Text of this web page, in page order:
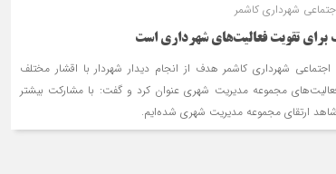
شهرداری کاشمر
برای تقویت فعالیت‌های شهرداری است
شهرداری کاشمر هدف از انجام دیدار شهردار با اقشار مختلف
مجموعه مدیریت شهری عنوان کرد و گفت: با مشارکت بیشتر
ارتقای مجموعه مدیریت شهری شده‌ایم.